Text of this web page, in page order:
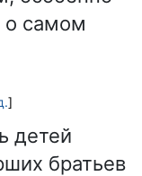
о самом
]
детей
братьев